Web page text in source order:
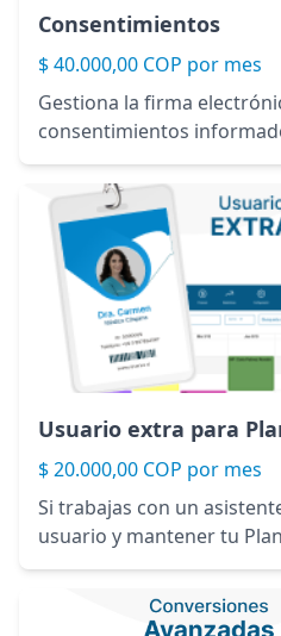
Consentimientos
$ 40.000,00 COP por mes
Gestiona la firma
consentimientos
Usuario extra para
$ 20.000,00 COP por mes
Si trabajas con un
usuario y mantener tu